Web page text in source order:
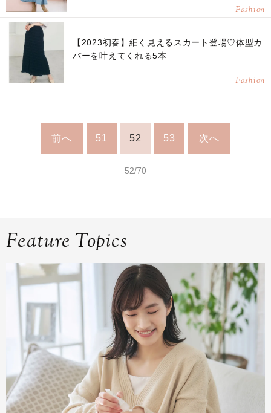
Fashion
【2023初春】細く見えるスカート登場♡体型カ
バーを叶えてくれる5本
Fashion
前へ 51 52 53 次へ
52/70
Feature Topics